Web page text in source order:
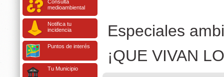
Consulta
medioambiental
Notifica tu
incidencia
Puntos de interés
Tu Municipio
Especiales
¡QUE VIVAN